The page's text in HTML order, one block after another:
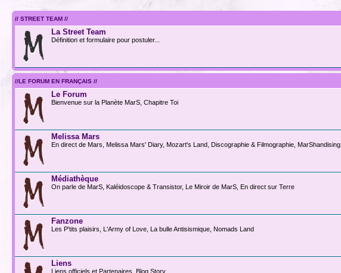
// STREET TEAM //
La Street Team
Définition et formulaire pour postuler...
//LE FORUM EN FRANÇAIS //
Le Forum
Bienvenue sur la Planète MarS, Chapitre Toi
Melissa Mars
En direct de Mars, Melissa Mars' Diary, Mozart's Land, Discographie & Filmographie, MarShandising
Médiathèque
On parle de MarS, Kaléidoscope & Transistor, Le Miroir de MarS, En direct sur Terre
Fanzone
Les P'tits plaisirs, L'Army of Love, La bulle Antisismique, Nomads Land
Liens
Liens officiels et Partenaires, Blog Story